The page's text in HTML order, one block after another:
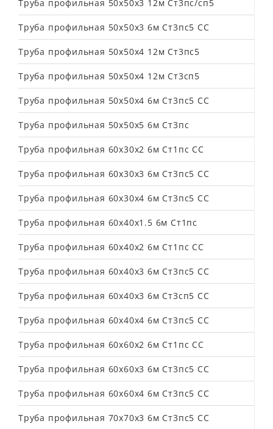
Труба профильная 50х50х3 12м Ст3пс/сп5
Труба профильная 50х50х3 6м Ст3пс5 СС
Труба профильная 50х50х4 12м Ст3пс5
Труба профильная 50х50х4 12м Ст3сп5
Труба профильная 50х50х4 6м Ст3пс5 СС
Труба профильная 50х50х5 6м Ст3пс
Труба профильная 60х30х2 6м Ст1пс СС
Труба профильная 60х30х3 6м Ст3пс5 СС
Труба профильная 60х30х4 6м Ст3пс5 СС
Труба профильная 60х40х1.5 6м Ст1пс
Труба профильная 60х40х2 6м Ст1пс СС
Труба профильная 60х40х3 6м Ст3пс5 СС
Труба профильная 60х40х3 6м Ст3сп5 СС
Труба профильная 60х40х4 6м Ст3пс5 СС
Труба профильная 60х60х2 6м Ст1пс СС
Труба профильная 60х60х3 6м Ст3пс5 СС
Труба профильная 60х60х4 6м Ст3пс5 СС
Труба профильная 70х70х3 6м Ст3пс5 СС